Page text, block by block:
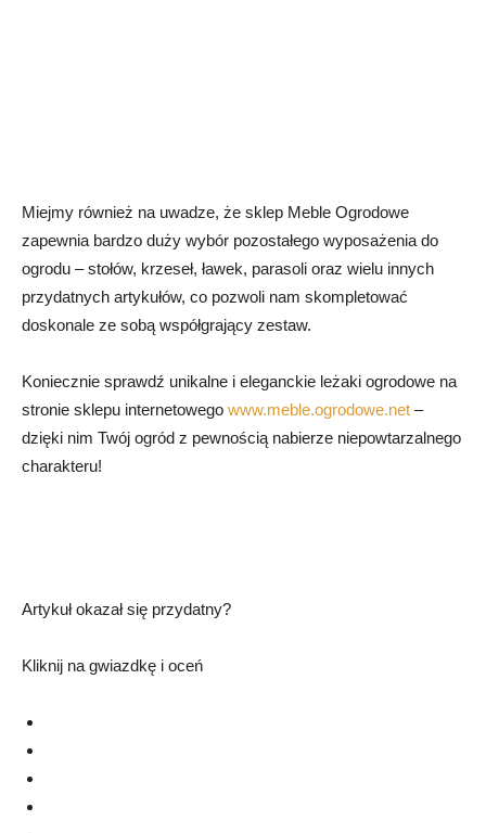
Miejmy również na uwadze, że sklep Meble Ogrodowe
zapewnia bardzo duży wybór pozostałego wyposażenia do
ogrodu – stołów, krzeseł, ławek, parasoli oraz wielu innych
przydatnych artykułów, co pozwoli nam skompletować
doskonale ze sobą współgrający zestaw.
Koniecznie sprawdź unikalne i eleganckie leżaki ogrodowe na
stronie sklepu internetowego www.meble.ogrodowe.net –
dzięki nim Twój ogród z pewnością nabierze niepowtarzalnego
charakteru!
Artykuł okazał się przydatny?
Kliknij na gwiazdkę i oceń